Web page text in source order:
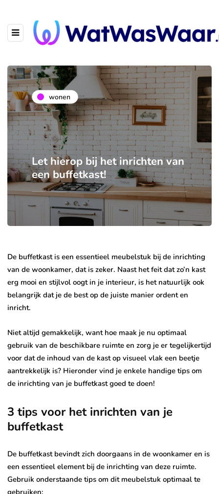
wonen
Let hierop bij het inrichten van
een buffetkast!
De buffetkast is een essentieel meubelstuk bij de inrichting
van de woonkamer, dat is zeker. Naast het feit dat zo’n kast
erg mooi en stijlvol oogt in je interieur, is het natuurlijk ook
belangrijk dat je de best op de juiste manier ordent en
inricht.
Niet altijd gemakkelijk, want hoe maak je nu optimaal
gebruik van de beschikbare ruimte en zorg je er tegelijkertijd
voor dat de inhoud van de kast op visueel vlak een beetje
aantrekkelijk is? Hieronder vind je enkele handige tips om
de inrichting van je buffetkast goed te doen!
3 tips voor het inrichten van je
buffetkast
De buffetkast bevindt zich doorgaans in de woonkamer en is
een essentieel element bij de inrichting van deze ruimte.
Gebruik onderstaande tips om dit meubelstuk optimaal te